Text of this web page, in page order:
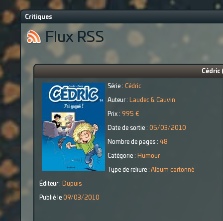
Critiques
Flux RSS
Cédric
Série : Cédric
Auteur : Laudec & Cauvin
Prix : 9.95 €
Date de sortie : 05/03/2010
Nombre de pages : 48
Catégorie : Humour
Type de reliure : Album cartonné
Éditeur : Dupuis
Publié le 09/03/2010